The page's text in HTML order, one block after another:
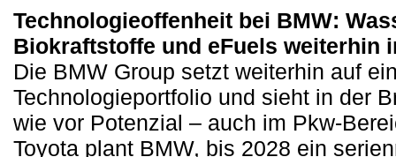
Technologieoffenheit bei BMW:
Biokraftstoffe und eFuels weiterhin
Die BMW Group setzt weiterhin auf
Technologieportfolio und sieht in der
wie vor Potenzial – auch im Pkw-
Toyota plant BMW, bis 2028 ein